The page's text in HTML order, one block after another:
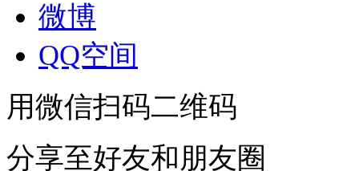
微博
QQ空间
用微信扫码二维码
分享至好友和朋友圈